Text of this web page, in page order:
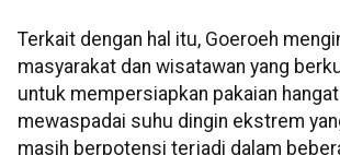
Terkait dengan hal itu, Goeroeh
masyarakat dan wisatawan yang
untuk mempersiapkan pakaian
mewaspadai suhu dingin ekstrem
masih berpotensi terjadi dalam